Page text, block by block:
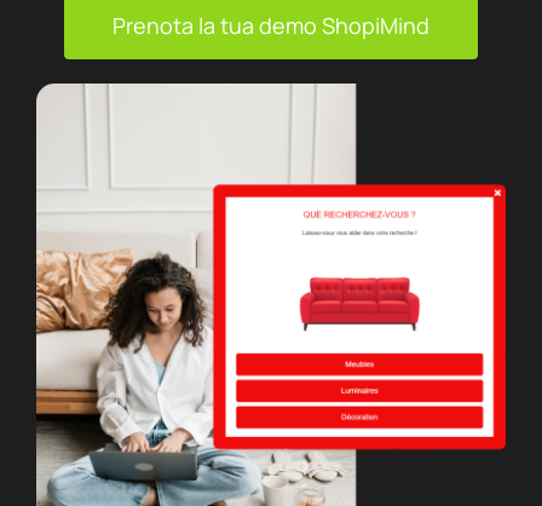
Prenota la tua demo ShopiMind